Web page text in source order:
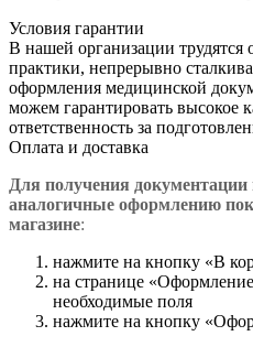
Условия гарантии
В нашей организации
практики, непрерывно
оформления медицинской
можем гарантировать высокое
ответственность за
Оплата и доставка
Для получения документации
аналогичные оформлению
магазине:
нажмите на кнопку «В
на странице «Оформление
необходимые поля
нажмите на кнопку